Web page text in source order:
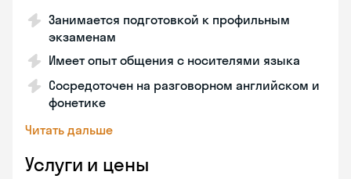
Занимается подготовкой к профильным
экзаменам
Имеет опыт общения с носителями языка
Сосредоточен на разговорном английском и
фонетике
Читать дальше
Услуги и цены